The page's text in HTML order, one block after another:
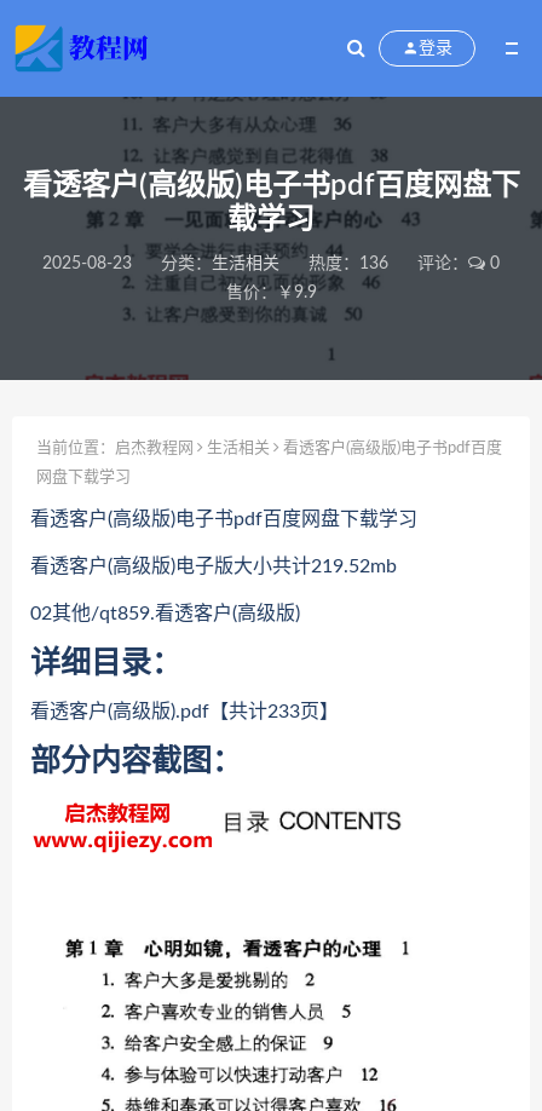
登录
看透客户(高级版)电子书pdf百度网盘下
载学习
2025-08-23 分类：生活相关 热度：136 评论：
0
售价：￥9.9
当前位置： 启杰教程网 生活相关
看透客户(高级版)电子书pdf百度
网盘下载学习
看透客户(高级版)电子书pdf百度网盘下载学习
看透客户(高级版)电子版大小共计219.52mb
02其他/qt859.看透客户(高级版)
详细目录：
看透客户(高级版).pdf【共计233页】
部分内容截图：